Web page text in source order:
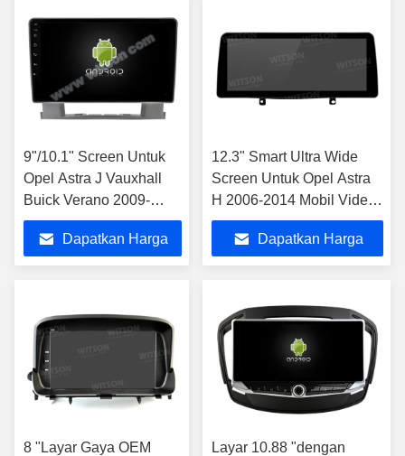
9"/10.1" Screen Untuk
Opel Astra J Vauxhall
Buick Verano 2009-
2015 Mobil Stereo
Dapatkan Harga
12.3" Smart Ultra Wide
Screen Untuk Opel Astra
H 2006-2014 Mobil Video
Sentuh QLED Multimedia
Stereo
Dapatkan Harga
8 "Layar Gaya OEM
Layar 10.88 "dengan